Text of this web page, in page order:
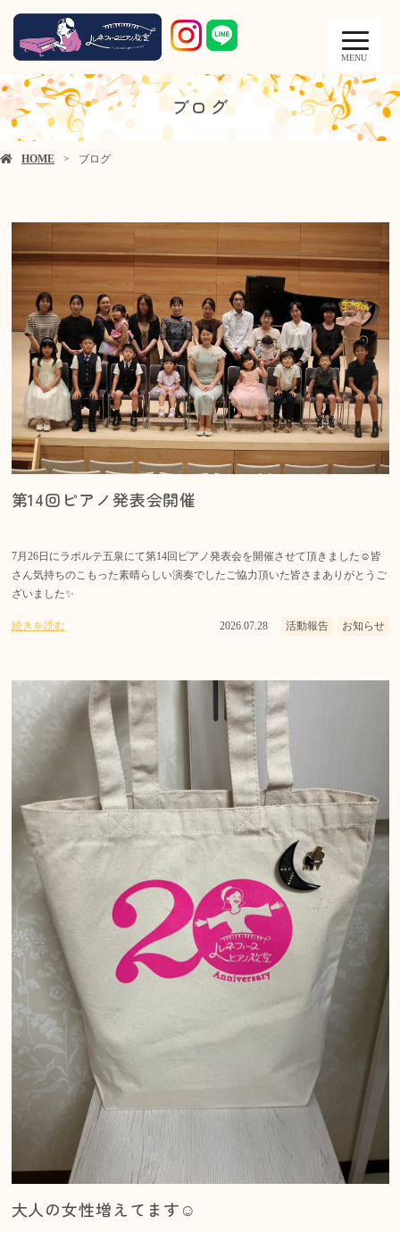
MENU
ブログ
HOME ブログ
第14回ピアノ発表会開催
7月26日にラポルテ五泉にて第14回ピアノ発表会を開催させて頂きました☺️皆
さん気持ちのこもった素晴らしい演奏でしたご協力頂いた皆さまありがとうご
ざいました✨
続きを読む 2026.07.28 活動報告 お知らせ
大人の女性増えてます☺️